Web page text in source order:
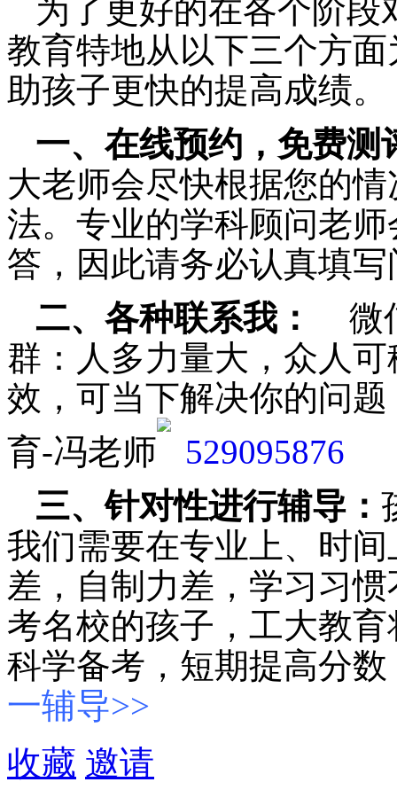
为了更好的在各个阶
教育特地从以下三个方
助孩子更快的提高成绩。
一、在线预约，免费测
大老师会尽快根据您的
法。专业的学科顾问老
答，因此请务必认真填
二、各种联系我：
微
群：人多力量大，众人可
效，可当下解决你的问题
育-冯老师
三、针对性进行辅导：
我们需要在专业上、时
差，自制力差，学习习
考名校的孩子，工大教
科学备考，短期提高分
一辅导>>
收藏 邀请